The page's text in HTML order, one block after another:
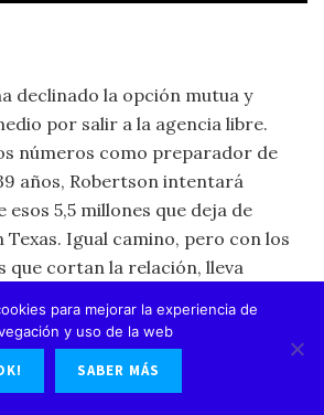
declinado la opción mutua y
por salir a la agencia libre.
números como preparador de
años, Robertson intentará
esos 5,5 millones que deja de
Texas. Igual camino, pero con los
que cortan la relación, lleva
la opción de club por el
6,5 millones- Además, los
desde waivers a
para mejorar la experiencia de
y uso de la web
SABER MÁS